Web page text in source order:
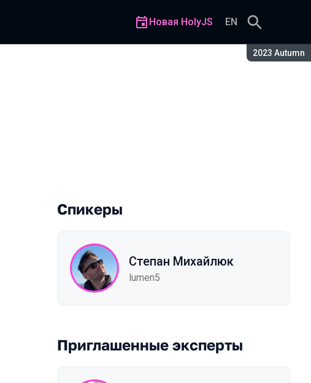
Сезон:
2023 Autumn
Новая HolyJS EN
Спикеры
Степан Михайлюк
lumen5
Приглашенные эксперты